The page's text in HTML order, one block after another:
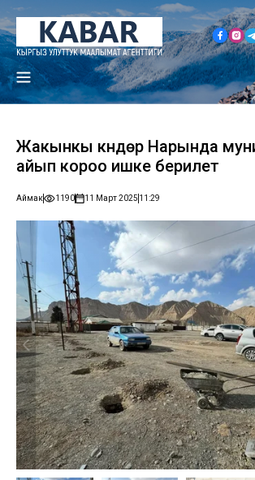
Жакынкы күндөрү Нарында
айып короо ишке берилет
Аймак 1190 11 Март 2025 11:29